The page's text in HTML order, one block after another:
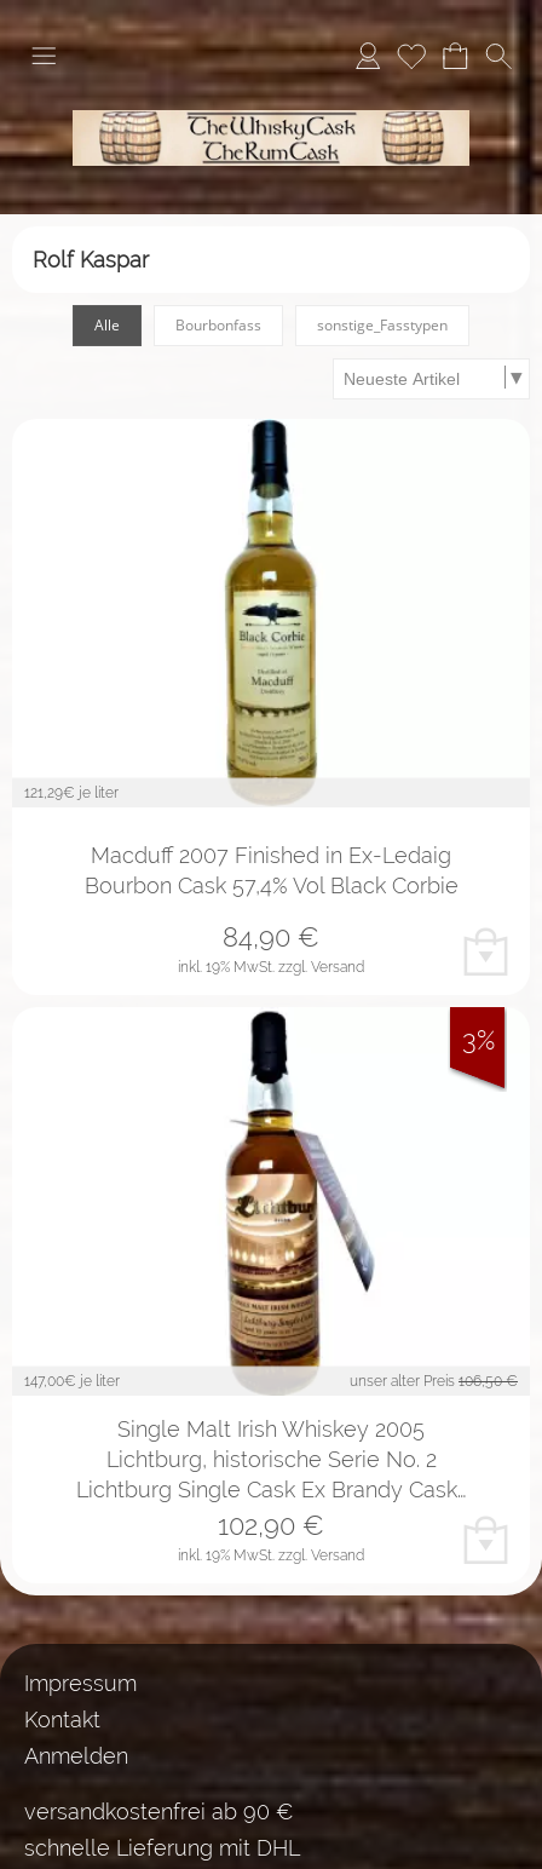
Rolf Kaspar
Alle Bourbonfass sonstige_Fasstypen
121,29€ je liter
Macduff 2007 Finished in Ex-Ledaig
Bourbon Cask 57,4% Vol Black Corbie
inkl. 19% MwSt. zzgl. Versand
84,90 €
147,00€ je liter unser alter Preis 106,50 €
Single Malt Irish Whiskey 2005
Lichtburg, historische Serie No. 2
Lichtburg Single Cask Ex Brandy Cask…
inkl. 19% MwSt. zzgl. Versand
102,90 €
3%
Impressum
Kontakt
Anmelden
versandkostenfrei ab 90 €
schnelle Lieferung mit DHL